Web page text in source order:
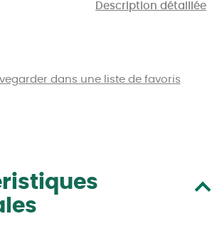
Description détaillée
dans une liste de favoris